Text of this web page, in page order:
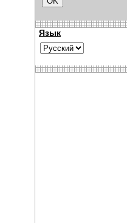
Язык